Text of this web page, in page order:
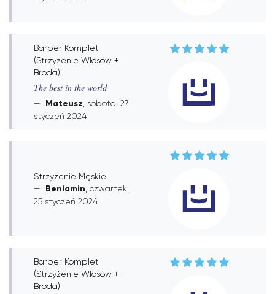
Barber Komplet
(Strzyżenie Włosów +
Broda)
The best in the world
Mateusz , sobota, 27
styczeń 2024
Strzyżenie Męskie
Beniamin , czwartek,
25 styczeń 2024
Barber Komplet
(Strzyżenie Włosów +
Broda)